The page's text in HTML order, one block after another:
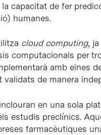
capacitat de fer
humanes.
cloud computing,
computacionals per
amb eines
validats de manera
en una sola
estudis preclínics.
farmacèutiques